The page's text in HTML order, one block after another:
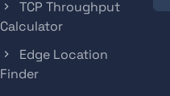
TCP Throughput
Calculator
Edge Location
Finder